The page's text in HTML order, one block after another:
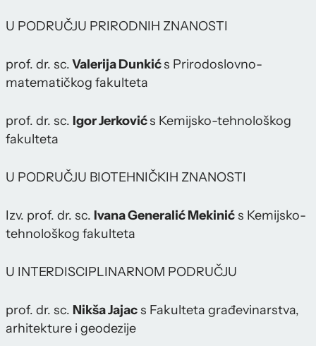
U PODRUČJU PRIRODNIH ZNANOSTI
prof. dr. sc.Valerija Dunkićs Prirodoslovno-
matematičkog fakulteta
prof. dr. sc. Igor Jerkovićs Kemijsko-tehnološkog
fakulteta
U PODRUČJU BIOTEHNIČKIH ZNANOSTI
Izv. prof. dr. sc. Ivana Generalić Mekinićs Kemijsko-
tehnološkog fakulteta
U INTERDISCIPLINARNOM PODRUČJU
prof. dr. sc. Nikša Jajacs Fakulteta građevinarstva,
arhitekture i geodezije